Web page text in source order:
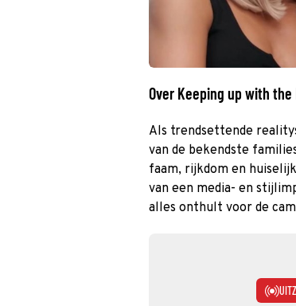
Over Keeping up with
Als trendsettende
van de bekendste
faam, rijkdom en
van een media- en
alles onthult voor de